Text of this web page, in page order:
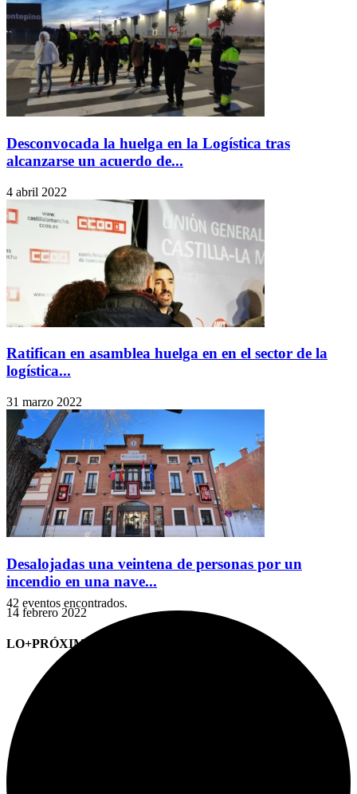
Desconvocada la huelga en la Logística tras
alcanzarse un acuerdo de...
4 abril 2022
Ratifican en asamblea huelga en en el sector de la
logística...
31 marzo 2022
Desalojadas una veintena de personas por un
incendio en una nave...
14 febrero 2022
LO+PRÓXIMO (CITAS)
42 eventos encontrados.